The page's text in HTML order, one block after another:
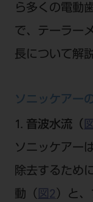
ら多くの電動
で、テーラー
長について解
ソニッケアー
1. 音波水流（
ソニッケアー
除去するため
動（ 図2 ）と
個人情報保護方針
推奨環境 サ